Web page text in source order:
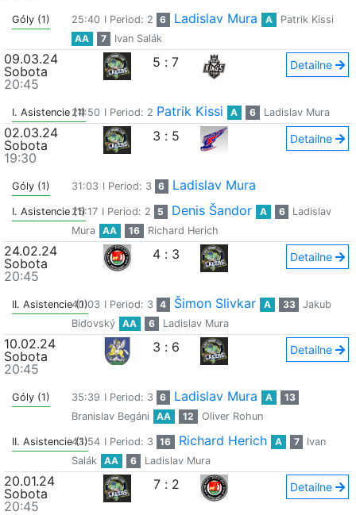
Góly (1) 25:40 I Period: 2 6 Ladislav Mura A
Patrik Kissi
AA
7 Ivan Salák
09.03.24
Sobota
20:45
5 : 7 Detailne
I. Asistencie (1)24:50 I Period: 2 Patrik Kissi A 6 Ladislav Mura
02.03.24
Sobota
19:30
3 : 5 Detailne
Góly (1) 31:03 I Period: 3 6 Ladislav Mura
I. Asistencie (1)25:17 I Period: 2 5 Denis Šandor A 6
Ladislav
Mura
AA 16 Richard Herich
24.02.24
Sobota
20:45
4 : 3 Detailne
II. Asistencie (1)
40:03 I Period: 3 4 Šimon Slivkar A 33
Jakub
Bidovský
AA 6 Ladislav Mura
10.02.24
Sobota
20:45
3 : 6 Detailne
Góly (1) 35:39 I Period: 3 6 Ladislav Mura A
13
Branislav Begáni
AA 12 Oliver Rohun
II. Asistencie (1)
43:54 I Period: 3 16 Richard Herich A 7
Ivan
Salák
AA 6 Ladislav Mura
20.01.24
Sobota
20:45
7 : 2 Detailne